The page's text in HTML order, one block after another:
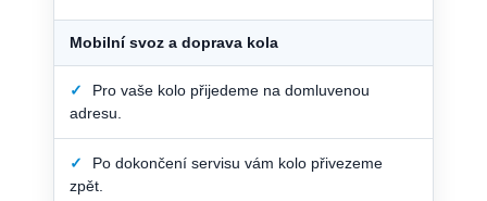
Mobilní svoz a doprava kola
✓
Pro vaše kolo přijedeme na domluvenou
adresu.
✓
Po dokončení servisu vám kolo přivezeme
zpět.